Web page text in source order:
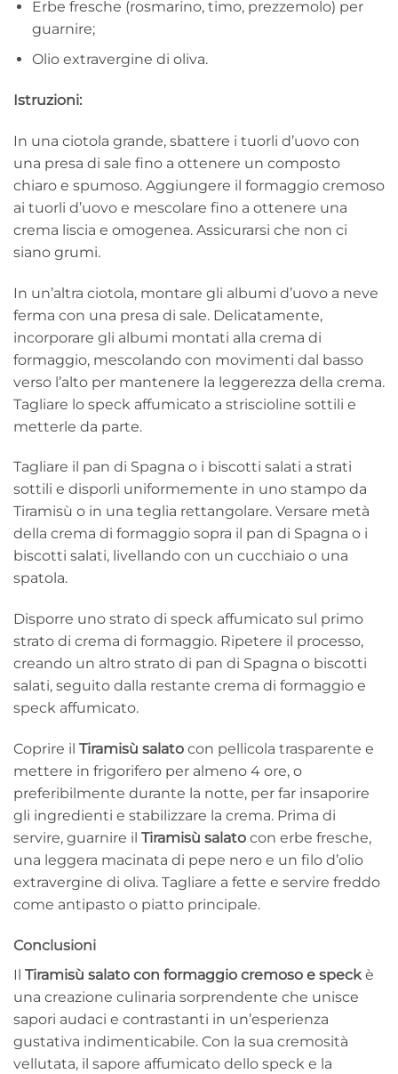
Erbe fresche (rosmarino, timo, prezzemolo) per
guarnire;
Olio extravergine di oliva.
Istruzioni:
In una ciotola grande, sbattere i tuorli d’uovo con
una presa di sale fino a ottenere un composto
chiaro e spumoso. Aggiungere il formaggio cremoso
ai tuorli d’uovo e mescolare fino a ottenere una
crema liscia e omogenea. Assicurarsi che non ci
siano grumi.
In un’altra ciotola, montare gli albumi d’uovo a neve
ferma con una presa di sale. Delicatamente,
incorporare gli albumi montati alla crema di
formaggio, mescolando con movimenti dal basso
verso l’alto per mantenere la leggerezza della crema.
Tagliare lo speck affumicato a striscioline sottili e
metterle da parte.
Tagliare il pan di Spagna o i biscotti salati a strati
sottili e disporli uniformemente in uno stampo da
Tiramisù o in una teglia rettangolare. Versare metà
della crema di formaggio sopra il pan di Spagna o i
biscotti salati, livellando con un cucchiaio o una
spatola.
Disporre uno strato di speck affumicato sul primo
strato di crema di formaggio. Ripetere il processo,
creando un altro strato di pan di Spagna o biscotti
salati, seguito dalla restante crema di formaggio e
speck affumicato.
Coprire il Tiramisù salato con pellicola trasparente e
mettere in frigorifero per almeno 4 ore, o
preferibilmente durante la notte, per far insaporire
gli ingredienti e stabilizzare la crema. Prima di
servire, guarnire il Tiramisù salato con erbe fresche,
una leggera macinata di pepe nero e un filo d’olio
extravergine di oliva. Tagliare a fette e servire freddo
come antipasto o piatto principale.
Conclusioni
Il Tiramisù salato con formaggio cremoso e speckè
una creazione culinaria sorprendente che unisce
sapori audaci e contrastanti in un’esperienza
gustativa indimenticabile. Con la sua cremosità
vellutata, il sapore affumicato dello speck e la